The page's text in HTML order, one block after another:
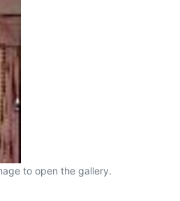
to open the gallery.